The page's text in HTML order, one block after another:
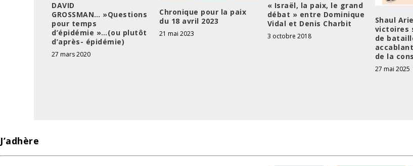
DAVID
GROSSMAN… »Questions
pour temps
d’épidémie »…(ou plutôt
d’après- épidémie)
27 mars 2020
Chronique pour la paix
du 18 avril 2023
21 mai 2023
« Israël, la paix, le grand
débat » entre Dominique
Vidal et Denis Charbit
3 octobre 2018
Shaul
victoires
de
de la
27 mai 2025
J’adhère